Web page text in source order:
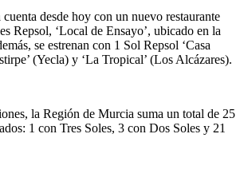
desde hoy con un nuevo restaurante
Repsol, ‘Local de Ensayo’, ubicado en la
se estrenan con 1 Sol Repsol ‘Casa
(Yecla) y ‘La Tropical’ (Los Alcázares).
la Región de Murcia suma un total de 25
1 con Tres Soles, 3 con Dos Soles y 21